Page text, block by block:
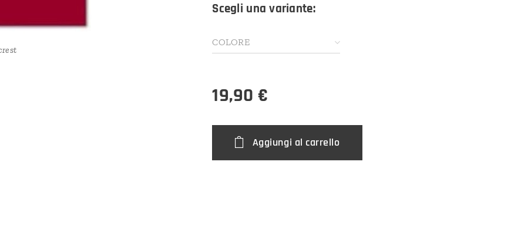
Scegli una variante:
COLORE
19,90 €
Aggiungi al carrello